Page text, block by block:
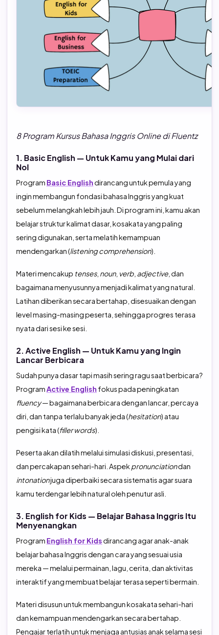
8 Program Kursus Bahasa Inggris Online di Fluentz
1. Basic English — Untuk Kamu yang Mulai dari
Nol
Program Basic Englishdirancang untuk pemula yang
ingin membangun fondasi bahasa Inggris yang kuat
sebelum melangkah lebih jauh. Di program ini, kamu akan
belajar struktur kalimat dasar, kosakata yang paling
sering digunakan, serta melatih kemampuan
mendengarkan (listening comprehension).
Materi mencakup tenses, noun, verb adjective, dan
bagaimana menyusunnya menjadi kalimat yang natural.
Latihan diberikan secara bertahap, disesuaikan dengan
level masing-masing peserta, sehingga progres terasa
nyata dari sesi ke sesi.
2. Active English — Untuk Kamu yang Ingin
Lancar Berbicara
Sudah punya dasar tapi masih sering ragu saat berbicara?
ProgramActive English fokus pada peningkatan
fluency— bagaimana berbicara dengan lancar, percaya
diri, dan tanpa terlalu banyak jeda (hesitation) atau
pengisi kata (filler words).
Peserta akan dilatih melalui simulasi diskusi, presentasi,
dan percakapan sehari-hari. Aspek pronunciationdan
intonationjuga diperbaiki secara sistematis agar suara
kamu terdengar lebih natural oleh penutur asli.
3. English for Kids — Belajar Bahasa Inggris Itu
Menyenangkan
Program English for Kidsdirancang agar anak-anak
belajar bahasa Inggris dengan cara yang sesuai usia
mereka — melalui permainan, lagu, cerita, dan aktivitas
interaktif yang membuat belajar terasa seperti bermain.
Materi disusun untuk membangun kosakata sehari-hari
dan kemampuan mendengarkan secara bertahap.
Pengajar terlatih untuk menjaga antusias anak selama sesi